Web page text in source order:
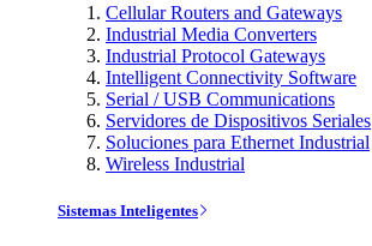
Cellular Routers and Gateways
Industrial Media Converters
Industrial Protocol Gateways
Intelligent Connectivity Software
Serial / USB Communications
Servidores de Dispositivos Seriales
Soluciones para Ethernet Industrial
Wireless Industrial
Sistemas Inteligentes